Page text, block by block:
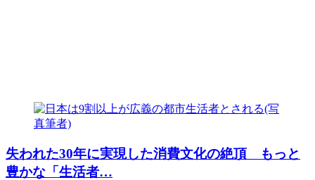
失われた30年に実現した消費文化の絶頂 もっと
豊かな「生活者…